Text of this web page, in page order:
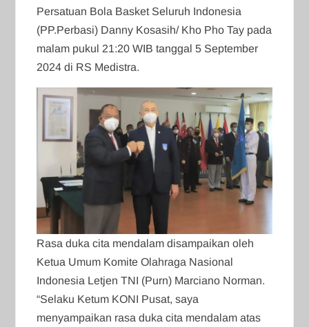
Persatuan Bola Basket Seluruh Indonesia
(PP.Perbasi) Danny Kosasih/ Kho Pho Tay pada
malam pukul 21:20 WIB tanggal 5 September
2024 di RS Medistra.
Rasa duka cita mendalam disampaikan oleh
Ketua Umum Komite Olahraga Nasional
Indonesia Letjen TNI (Purn) Marciano Norman.
“Selaku Ketum KONI Pusat, saya
menyampaikan rasa duka cita mendalam atas